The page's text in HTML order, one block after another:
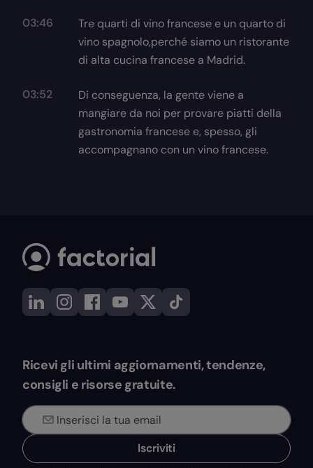
03:46
Tre quarti di vino francese e un quarto di
vino spagnolo,perché siamo un ristorante
di alta cucina francese a Madrid.
03:52
Di conseguenza, la gente viene a
mangiare da noi per provare piatti della
gastronomia francese e, spesso, gli
accompagnano con un vino francese.
Ricevi gli ultimi aggiornamenti, tendenze,
consigli e risorse gratuite.
Iscriviti